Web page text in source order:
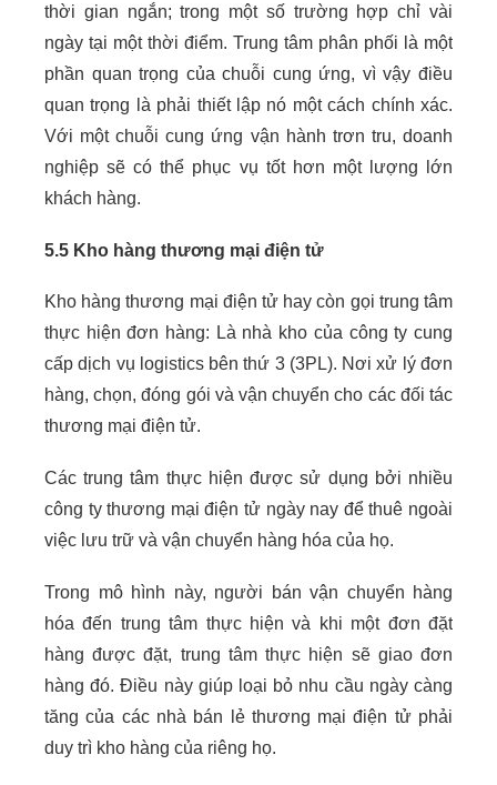
thời gian ngắn; trong một số trường hợp chỉ vài
ngày tại một thời điểm. Trung tâm phân phối là một
phần quan trọng của chuỗi cung ứng, vì vậy điều
quan trọng là phải thiết lập nó một cách chính xác.
Với một chuỗi cung ứng vận hành trơn tru, doanh
nghiệp sẽ có thể phục vụ tốt hơn một lượng lớn
khách hàng.
5.5 Kho hàng thương mại điện tử
Kho hàng thương mại điện tử hay còn gọi trung tâm
thực hiện đơn hàng: Là nhà kho của công ty cung
cấp dịch vụ logistics bên thứ 3 (3PL). Nơi xử lý đơn
hàng, chọn, đóng gói và vận chuyển cho các đối tác
thương mại điện tử.
Các trung tâm thực hiện được sử dụng bởi nhiều
công ty thương mại điện tử ngày nay để thuê ngoài
việc lưu trữ và vận chuyển hàng hóa của họ.
Trong mô hình này, người bán vận chuyển hàng
hóa đến trung tâm thực hiện và khi một đơn đặt
hàng được đặt, trung tâm thực hiện sẽ giao đơn
hàng đó. Điều này giúp loại bỏ nhu cầu ngày càng
tăng của các nhà bán lẻ thương mại điện tử phải
duy trì kho hàng của riêng họ.